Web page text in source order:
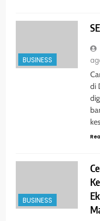
BUSINESS
di
BUSINESS